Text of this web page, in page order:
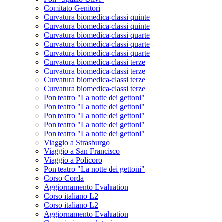
Comitato Genitori
Curvatura biomedica-classi quinte
Curvatura biomedica-classi quinte
Curvatura biomedica-classi quarte
Curvatura biomedica-classi quarte
Curvatura biomedica-classi quarte
Curvatura biomedica-classi terze
Curvatura biomedica-classi terze
Curvatura biomedica-classi terze
Curvatura biomedica-classi terze
Pon teatro "La notte dei gettoni"
Pon teatro "La notte dei gettoni"
Pon teatro "La notte dei gettoni"
Pon teatro "La notte dei gettoni"
Pon teatro "La notte dei gettoni"
Viaggio a Strasburgo
Viaggio a San Francisco
Viaggio a Policoro
Pon teatro "La notte dei gettoni"
Corso Corda
Aggiornamento Evaluation
Corso italiano L2
Corso italiano L2
Aggiornamento Evaluation